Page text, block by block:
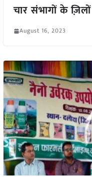
चार संभागों के
August 16, 2023